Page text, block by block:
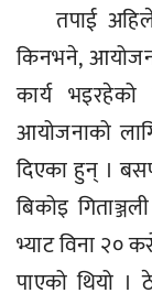
तपाई
किनभने, आयोजना
कार्य
आयोजनाको
दिएका हुन् ।
बिकोइ
भ्याट विना २०
पाएको थियो ।